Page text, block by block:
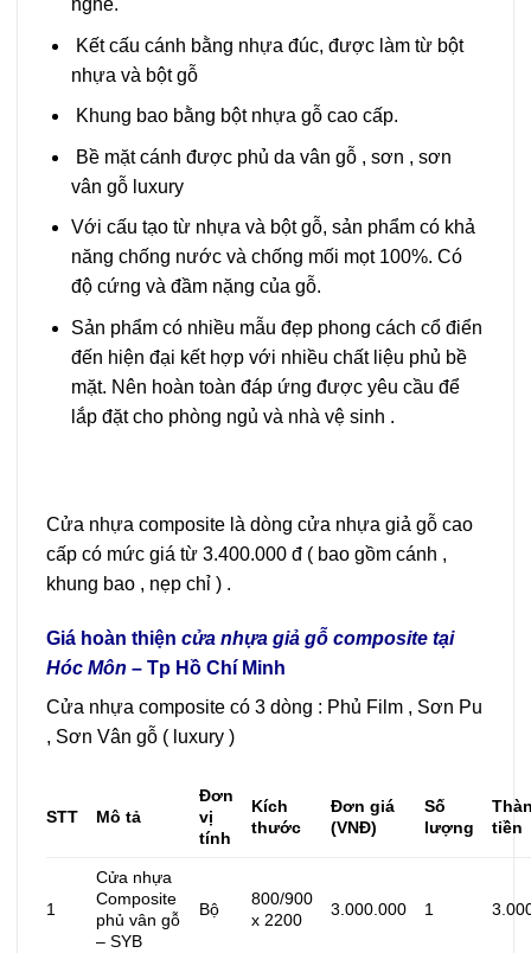
nghề.
Kết cấu cánh bằng nhựa đúc, được làm từ bột
nhựa và bột gỗ
Khung bao bằng bột nhựa gỗ cao cấp.
Bề mặt cánh được phủ da vân gỗ , sơn , sơn
vân gỗ luxury
Với cấu tạo từ nhựa và bột gỗ, sản phẩm có khả
năng chống nước và chống mối mọt 100%. Có
độ cứng và đầm nặng của gỗ.
Sản phẩm có nhiều mẫu đẹp phong cách cổ điển
đến hiện đại kết hợp với nhiều chất liệu phủ bề
mặt. Nên hoàn toàn đáp ứng được yêu cầu để
lắp đặt cho phòng ngủ và nhà vệ sinh .
Cửa nhựa composite là dòng cửa nhựa giả gỗ cao
cấp có mức giá từ 3.400.000 đ ( bao gồm cánh ,
khung bao , nẹp chỉ ) .
Giá hoàn thiện cửa nhựa giả gỗ composite tại
Hóc Môn – Tp Hồ Chí Minh
Cửa nhựa composite có 3 dòng : Phủ Film , Sơn Pu
, Sơn Vân gỗ ( luxury )
STT Mô tả
Đơn
vị
tính
Kích
thước
Đơn giá
(VNĐ)
Số
lượng
tiền
1
Cửa nhựa
Composite
phủ vân gỗ
– SYB
Bộ
800/900
x 2200
3.000.000 1